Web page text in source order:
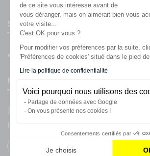
de ce site vous intéresse avant de
vous déranger, mais on aimerait bien vous
votre visite...
C'est OK pour vous ?
Pour modifier vos préférences par la suite,
'Préférences de cookies' situé dans le pied
Lire la politique de confidentialité
Voici pourquoi nous utilisons des
Partage de données avec Google
On vous présente nos cookies !
Consentements certifiés par
Je choisis
Suivez-nous
Newsletter
Enregistrez vous à la
Restez à l'actualité sur nos produits et